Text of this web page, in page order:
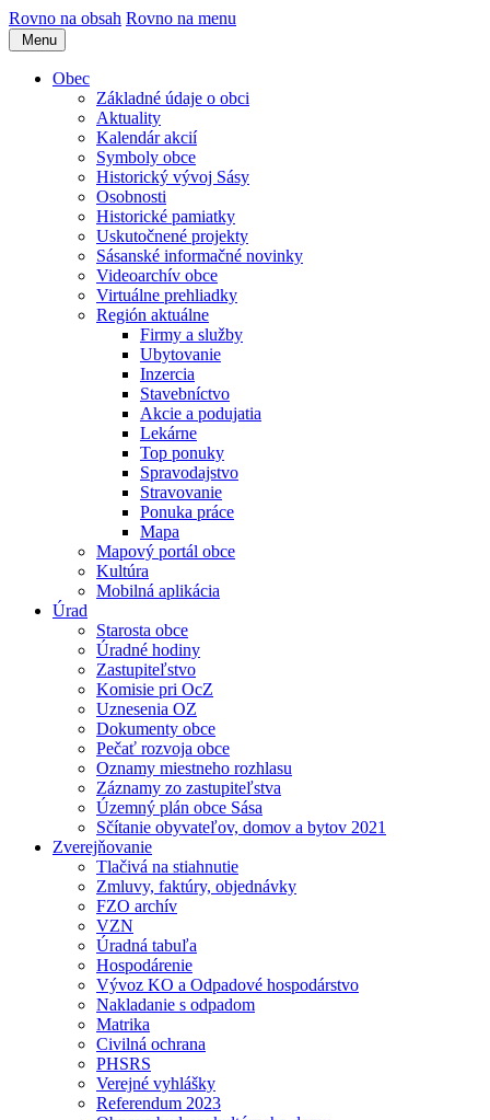
Rovno na obsah Rovno na menu
Menu
Obec
Základné údaje o obci
Aktuality
Kalendár akcií
Symboly obce
Historický vývoj Sásy
Osobnosti
Historické pamiatky
Uskutočnené projekty
Sásanské informačné novinky
Videoarchív obce
Virtuálne prehliadky
Región aktuálne
Firmy a služby
Ubytovanie
Inzercia
Stavebníctvo
Akcie a podujatia
Lekárne
Top ponuky
Spravodajstvo
Stravovanie
Ponuka práce
Mapa
Mapový portál obce
Kultúra
Mobilná aplikácia
Úrad
Starosta obce
Úradné hodiny
Zastupiteľstvo
Komisie pri OcZ
Uznesenia OZ
Dokumenty obce
Pečať rozvoja obce
Oznamy miestneho rozhlasu
Záznamy zo zastupiteľstva
Územný plán obce Sása
Sčítanie obyvateľov, domov a bytov 2021
Zverejňovanie
Tlačivá na stiahnutie
Zmluvy, faktúry, objednávky
FZO archív
VZN
Úradná tabuľa
Hospodárenie
Vývoz KO a Odpadové hospodárstvo
Nakladanie s odpadom
Matrika
Civilná ochrana
PHSRS
Verejné vyhlášky
Referendum 2023